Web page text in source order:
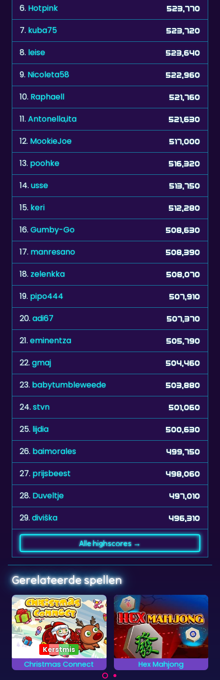
6. Hotpink 523,770
7. kuba75 523,720
8. leise 523,640
9. Nicoleta58 522,960
10. Raphaell 521,760
11.Antonella,ita 521,630
12. MookieJoe 517,000
13. poohke 516,320
14.usse 513,750
15. keri 512,280
16.Gumby-Go 508,630
17. manresano 508,390
18.zelenkka 508,070
19. pipo444 507,910
20.adi67 507,370
21.eminentza 505,790
22.gmaj 504,460
23. babytumbleweede 503,880
24.stvn 501,060
25. lijdia 500,630
26. baimorales 499,750
27. prijsbeest 498,060
28. Duveltje 497,010
29.diviška 496,310
Alle highscores →
Gerelateerde spellen
Hex Mahjong Classic Mahjongg